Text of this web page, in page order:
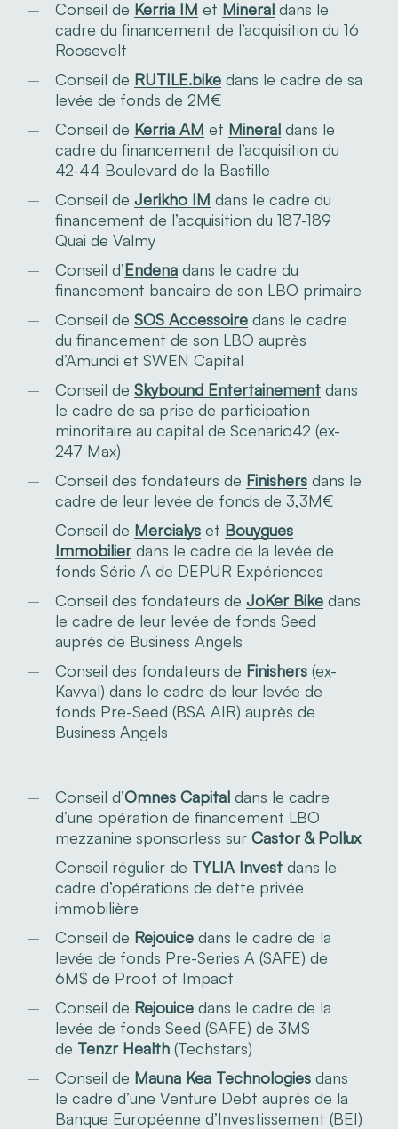
Conseil de Kerria IM et Mineraldans le
cadre du financement de l’acquisition du 16
Roosevelt
Conseil de RUTILE.bikedans le cadre de sa
levée de fonds de 2M€
Conseil de Kerria AM et Mineraldans le
cadre du financement de l’acquisition du
42-44 Boulevard de la Bastille
Conseil de Jerikho IM dans le cadre du
financement de l’acquisition du 187-189
Quai de Valmy
Conseil d’Endenadans le cadre du
financement bancaire de son LBO primaire
Conseil de SOS Accessoire dans le cadre
du financement de son LBO auprès
d’Amundi et SWEN Capital
Conseil de Skybound Entertainementdans
le cadre de sa prise de participation
minoritaire au capital de Scenario42 (ex-
247 Max)
Conseil des fondateurs de Finishersdans le
cadre de leur levée de fonds de 3,3M€
Conseil de Mercialyset Bouygues
Immobilierdans le cadre de la levée de
fonds Série A de DEPUR Expériences
Conseil des fondateurs de JoKer Bikedans
le cadre de leur levée de fonds Seed
auprès de Business Angels
Conseil des fondateurs de Finishers(ex-
Kavval) dans le cadre de leur levée de
fonds Pre-Seed (BSA AIR) auprès de
Business Angels
Conseil d’Omnes Capitaldans le cadre
d’une opération de financement LBO
mezzanine sponsorless sur Castor & Pollux
Conseil régulier de TYLIA Investdans le
cadre d’opérations de dette privée
immobilière
Conseil de Rejouicedans le cadre de la
levée de fonds Pre-Series A (SAFE) de
6M$ de Proof of Impact
Conseil de Rejouicedans le cadre de la
levée de fonds Seed (SAFE) de 3M$
de Tenzr Health(Techstars)
Conseil de Mauna Kea Technologiesdans
le cadre d’une Venture Debt auprès de la
Banque Européenne d’Investissement (BEI)